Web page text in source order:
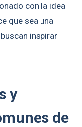
con la idea
que sea una
inspirar
y
de